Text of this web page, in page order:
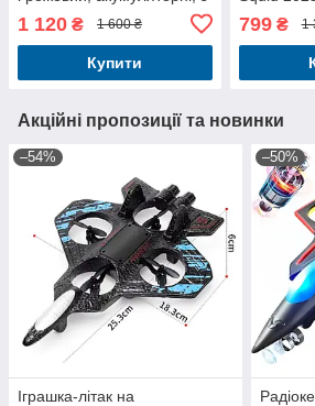
1 120 ₴ 1 600 ₴
Купити
799₴ 1
Акційні пропозиції та новинки
–54%
Іграшка-літак на
–50%